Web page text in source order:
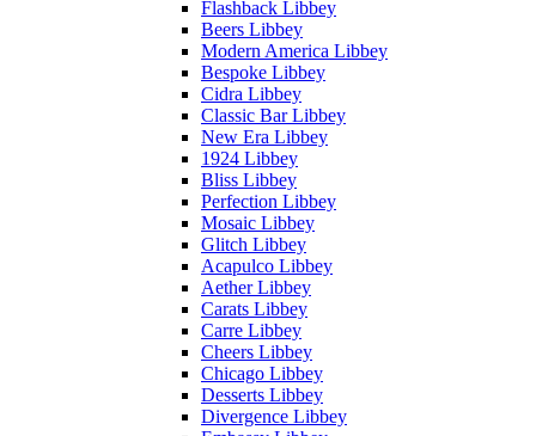
Flashback Libbey
Beers Libbey
Modern America Libbey
Bespoke Libbey
Cidra Libbey
Classic Bar Libbey
New Era Libbey
1924 Libbey
Bliss Libbey
Perfection Libbey
Mosaic Libbey
Glitch Libbey
Acapulco Libbey
Aether Libbey
Carats Libbey
Carre Libbey
Cheers Libbey
Chicago Libbey
Desserts Libbey
Divergence Libbey